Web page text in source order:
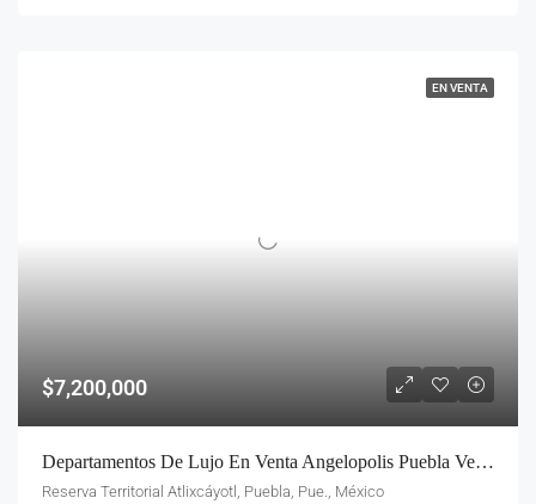
EN VENTA
$7,200,000
Departamentos De Lujo En Venta Angelopolis Puebla Vertica Residence Desde 210-500 M2
Reserva Territorial Atlixcáyotl, Puebla, Pue., México